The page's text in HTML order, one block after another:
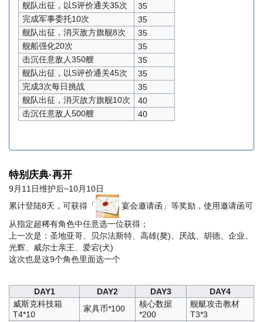
舰队出征，以S评价通关35次
35
完成军事委托10次
35
舰队出征，消灭敌方旗舰8次
35
舰船强化20次
35
击沉任意敌人350艘
35
舰队出征，以S评价通关45次
35
完成3次每日挑战
35
舰队出征，消灭故方旗舰10次
40
击沉任意敌人500艘
40
特别庆典·再开
9月11日维护后~10月10日
累计登陆8天，可获得「
宴会邀请函」等奖励，使用邀请函可
从指定超稀有角色中任意选一位获得；
上一次是：圣地亚哥、贝尔法斯特、高雄(獒)、厌战、胡德、企业、
光辉、威尔士亲王、爱宕(犬)
这次也是这9个角色里面选一个
DAY1 DAY2 DAY3
DAY4
威斯克科技箱
T4*10
家具币*100
核心数据
*200
舰艇攻击教材
T3*3